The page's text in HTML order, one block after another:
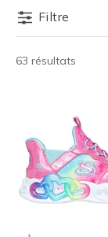
Filtre
63 résultats